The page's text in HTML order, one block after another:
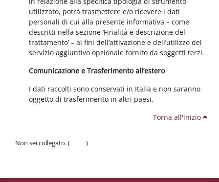
utilizzato, potrà trasmettere e/o ricevere i dati
personali di cui alla presente informativa – come
descritti nella sezione ‘Finalità e descrizione del
trattamento’ – ai fini dell’attivazione e dell’utilizzo del
servizio aggiuntivo opzionale fornito da soggetti terzi.
Comunicazione e Trasferimento all’estero
I dati raccolti sono conservati in Italia e non saranno
oggetto di trasferimento in altri paesi.
Torna all'inizio
Non sei collegato. (
)